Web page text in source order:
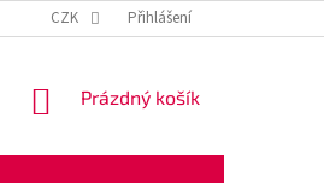
OBCHODNÍ PODMÍNKY
CZK Přihlášení
NÁKUPNÍ
Prázdný košík